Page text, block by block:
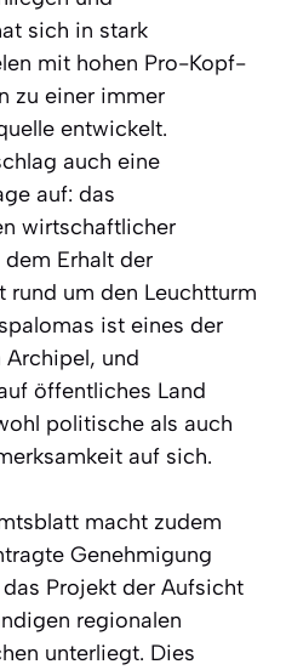
sich in stark
mit hohen Pro-Kopf-
zu einer immer
entwickelt.
auch eine
auf: das
wirtschaftlicher
Erhalt der
rund um den Leuchtturm
ist eines der
Archipel, und
öffentliches Land
politische als auch
auf sich.
macht zudem
Genehmigung
Projekt der Aufsicht
regionalen
unterliegt. Dies